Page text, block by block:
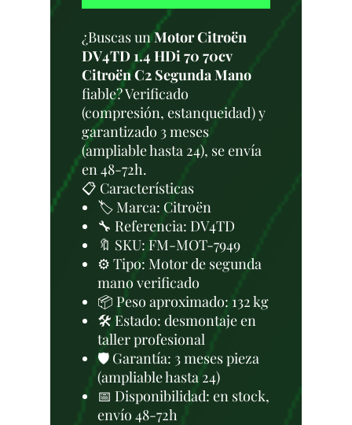
¿Buscas unMotor Citroën
DV4TD 1.4 HDi 70 70cv
Citroën C2 Segunda Mano
fiable? Verificado
(compresión, estanqueidad) y
garantizado 3 meses
(ampliable hasta 24), se envía
en 48-72h.
📋 Características
🏷️ Marca: Citroën
🔧 Referencia: DV4TD
🔖 SKU: FM-MOT-7949
⚙️ Tipo: Motor de segunda
mano verificado
📦 Peso aproximado: 132 kg
🛠 Estado: desmontaje en
taller profesional
🛡️ Garantía: 3 meses pieza
(ampliable hasta 24)
📅 Disponibilidad: en stock,
envío 48-72h